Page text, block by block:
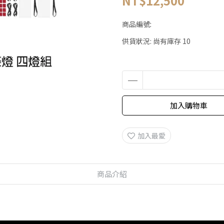
商品編號:
供貨狀況: 尚有庫存 10
加入購物車
加入最愛
商品介紹